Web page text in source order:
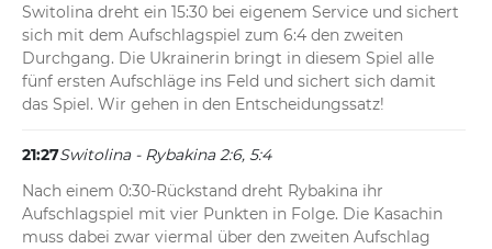
Switolina dreht ein 15:30 bei eigenem Service und sichert
sich mit dem Aufschlagspiel zum 6:4 den zweiten
Durchgang. Die Ukrainerin bringt in diesem Spiel alle
fünf ersten Aufschläge ins Feld und sichert sich damit
das Spiel. Wir gehen in den Entscheidungssatz!
21:27Switolina - Rybakina 2:6, 5:4
Nach einem 0:30-Rückstand dreht Rybakina ihr
Aufschlagspiel mit vier Punkten in Folge. Die Kasachin
muss dabei zwar viermal über den zweiten Aufschlag